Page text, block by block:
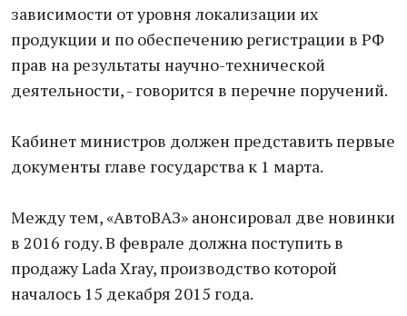
зависимости от уровня локализации их
продукции и по обеспечению регистрации в РФ
прав на результаты научно-технической
деятельности, - говорится в перечне поручений.
Кабинет министров должен представить первые
документы главе государства к 1 марта.
Между тем, «АвтоВАЗ» анонсировал две новинки
в 2016 году. В феврале должна поступить в
продажу Ladа Xray, производство которой
началось 15 декабря 2015 года.